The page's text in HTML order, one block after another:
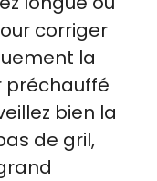
corriger
la
préchauffé
bien la
de gril,